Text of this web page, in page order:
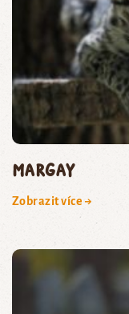
margay
Zobrazit více →